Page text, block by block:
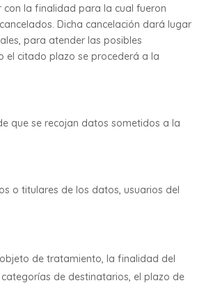
la finalidad para la cual fueron
Dicha cancelación dará lugar
para atender las posibles
el citado plazo se procederá a la
que se recojan datos sometidos a la
o titulares de los datos, usuarios del
de tratamiento, la finalidad del
de destinatarios, el plazo de